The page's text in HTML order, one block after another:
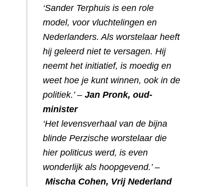
‘Sander Terphuis is een role
model, voor vluchtelingen en
Nederlanders. Als worstelaar heeft
hij geleerd niet te versagen. Hij
neemt het initiatief, is moedig en
weet hoe je kunt winnen, ook in de
politiek.’ –Jan Pronk, oud-
minister
‘Het levensverhaal van de bijna
blinde Perzische worstelaar die
hier politicus werd, is even
wonderlijk als hoopgevend.’ –
Mischa Cohen, Vrij Nederland